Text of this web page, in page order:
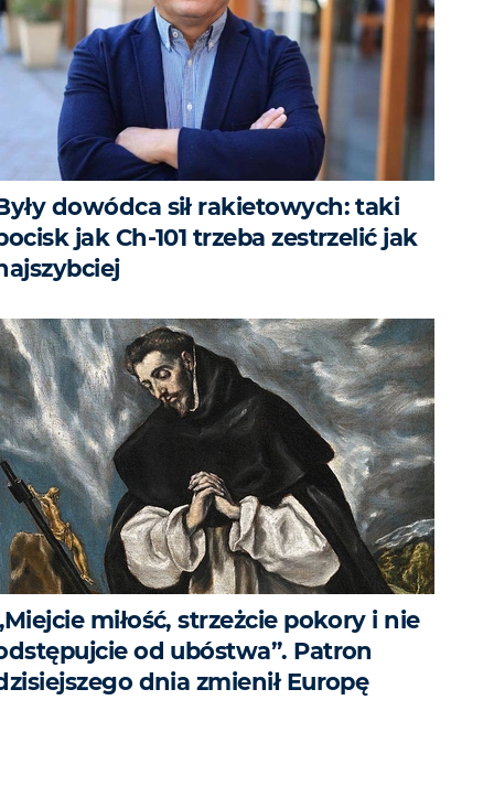
dowódca sił rakietowych: taki
jak Ch-101 trzeba zestrzelić jak
miłość, strzeżcie pokory i nie
od ubóstwa”. Patron
dnia zmienił Europę